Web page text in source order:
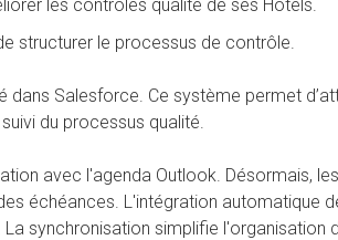
les contrôles qualité de ses Hôtels.
structurer le processus de contrôle.
Salesforce. Ce système permet
du processus qualité.
avec l'agenda Outlook. Désormais,
échéances. L'intégration automatique
synchronisation simplifie l'organisation